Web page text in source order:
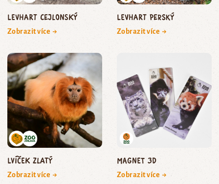
levhart cejlonský
Zobrazit více →
levhart perský
Zobrazit více →
lvíček zlatý
Zobrazit více →
Magnet 3D
Zobrazit více →